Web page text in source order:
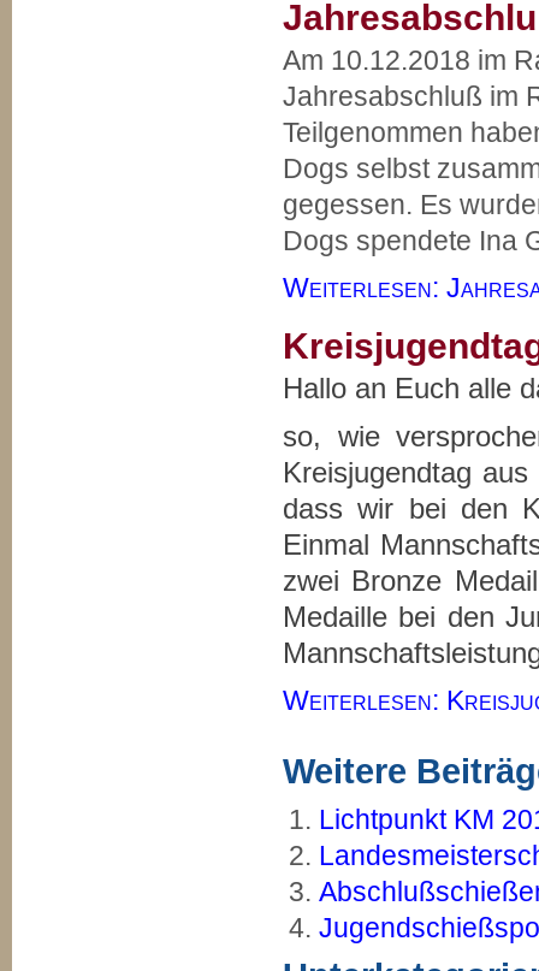
Am 10.12.2018 im
Jahresabschluß im
Teilgenommen
Dogs selbst
gegessen. Es
Dogs spendete Ina
Weiterlesen:
Hallo an Euch alle
so, wie
Kreisjugendtag
dass wir bei den
Einmal
zwei Bronze
Medaille bei den
Weiterlesen:
Weitere
Lichtpunkt KM